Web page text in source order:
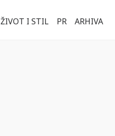
ŽIVOT I STIL PR ARHIVA